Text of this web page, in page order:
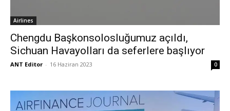
Airlines
Chengdu Başkonsolosluğumuz açıldı,
Sichuan Havayolları da seferlere başlıyor
ANT Editor - 16 Haziran 2023 0